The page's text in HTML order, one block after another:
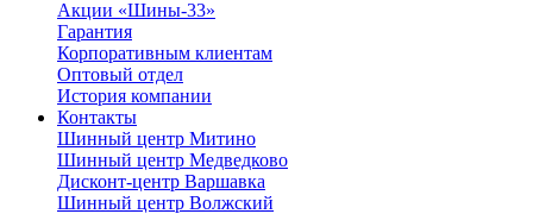
Акции «Шины-33»
Гарантия
Корпоративным клиентам
Оптовый отдел
История компании
Контакты
Шинный центр Митино
Шинный центр Медведково
Дисконт-центр Варшавка
Шинный центр Волжский